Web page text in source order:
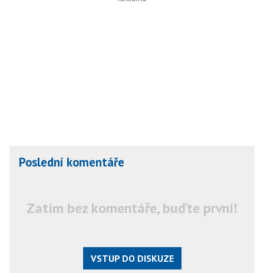
Poslední komentáře
Zatím bez komentáře, buďte první!
VSTUP DO DISKUZE